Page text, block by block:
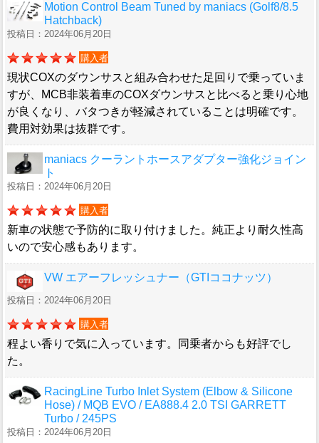
Motion Control Beam Tuned by maniacs (Golf8/8.5
Hatchback)
投稿日：2024年06月20日
購入者
現状COXのダウンサスと組み合わせた足回りで乗っていま
すが、MCB非装着車のCOXダウンサスと比べると乗り心地
が良くなり、バタつきが軽減されていることは明確です。
費用対効果は抜群です。
maniacs クーラントホースアダプター強化ジョイン
ト
投稿日：2024年06月20日
購入者
新車の状態で予防的に取り付けました。純正より耐久性高
いので安心感もあります。
VW エアーフレッシュナー（GTIココナッツ）
投稿日：2024年06月20日
購入者
程よい香りで気に入っています。同乗者からも好評でし
た。
RacingLine Turbo Inlet System (Elbow & Silicone
Hose) / MQB EVO / EA888.4 2.0 TSI GARRETT
Turbo / 245PS
投稿日：2024年06月20日